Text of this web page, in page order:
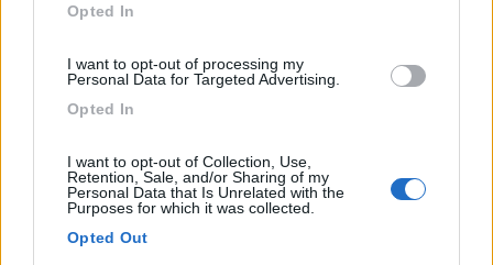
Opted In
I want to opt-out of processing my
Personal Data for Targeted Advertising.
Opted In
I want to opt-out of Collection, Use,
Retention, Sale, and/or Sharing of my
Personal Data that Is Unrelated with the
Purposes for which it was collected.
Opted Out
Area di sosta (AA)
8 1
Servizi / Posizione